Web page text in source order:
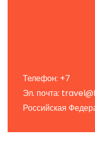
Телефон: +7
Эл. почта:
Российская